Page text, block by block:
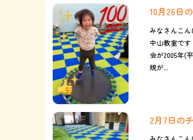
10月26日
みなさんこ
中山教室で
会が2005年(
規が...
2月7日の